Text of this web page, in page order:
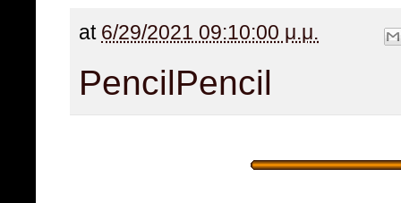
at 6/29/2021 09:10:00 μ.μ.
PencilPencil